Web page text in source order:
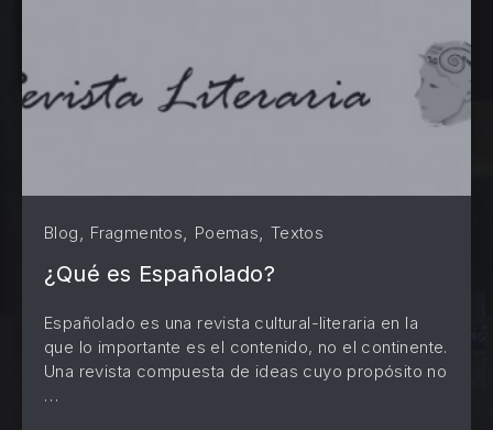
Blog, Fragmentos, Poemas, Textos
¿Qué es Españolado?
Españolado es una revista cultural-literaria en la
que lo importante es el contenido, no el continente.
Una revista compuesta de ideas cuyo propósito no
…